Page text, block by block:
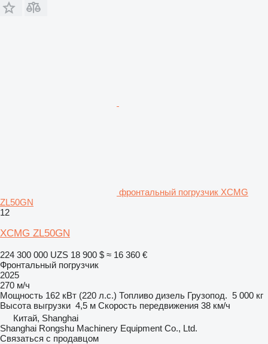
фронтальный погрузчик XCMG
ZL50GN
12
XCMG ZL50GN
224 300 000 UZS 18 900 $ ≈ 16 360 €
Фронтальный погрузчик
2025
270 м/ч
Мощность 162 кВт (220 л.с.) Топливо дизель Грузопод. 5 000 кг
Высота выгрузки 4,5 м Скорость передвижения 38 км/ч
Китай, Shanghai
Shanghai Rongshu Machinery Equipment Co., Ltd.
Связаться с продавцом